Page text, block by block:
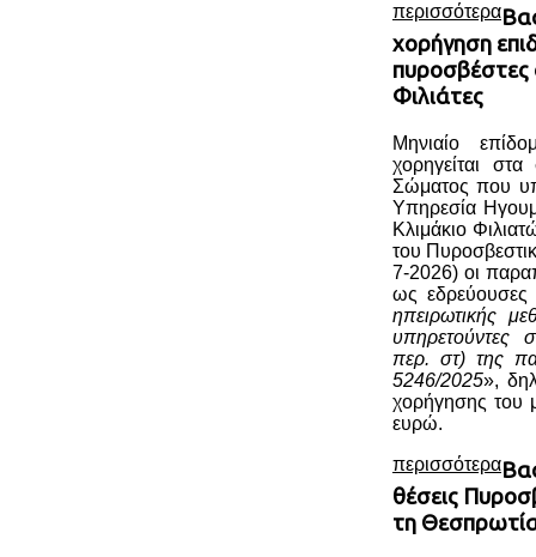
περισσότερα
χορήγηση
πυροσβέστες
Φιλιάτες
Μηνιαίο
χορηγείται
Σώματος που
Υπηρεσία
Κλιμάκιο
του
7-2026) οι
ως εδρεύουσες
ηπειρωτικής
υπηρετούντες
περ. στ) της
5246/2025»,
χορήγησης του
ευρώ.
περισσότερα
θέσεις
τη